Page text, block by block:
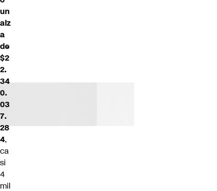
un
alz
a
de
$2
2.
34
0.
03
7.
28
4,
ca
si
4
mil